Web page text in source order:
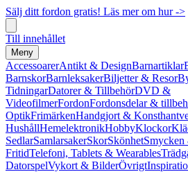
Sälj ditt fordon gratis! Läs mer om hur ->
Till innehållet
Meny
AccessoarerAntikt & DesignBarnartiklar
BarnskorBarnleksakerBiljetter & Resor
TidningarDatorer & TillbehörDVD &
VideofilmerFordonFordonsdelar &
OptikFrimärkenHandgjort &
HushållHemelektronikHobbyKlockor
SedlarSamlarsakerSkorSkönhet
FritidTelefoni, Tablets & Wearables
DatorspelVykort & BilderÖvrigt